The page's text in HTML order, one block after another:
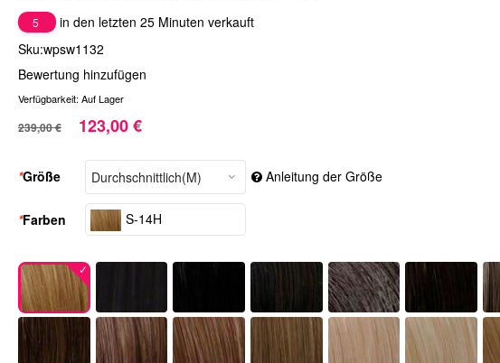
5
in den letzten 25 Minuten verkauft
Sku:wpsw1132
Bewertung hinzufügen
Verfügbarkeit: Auf Lager
239,00 € 123,00 €
*Größe Anleitung der Größe
*Farben S-14H